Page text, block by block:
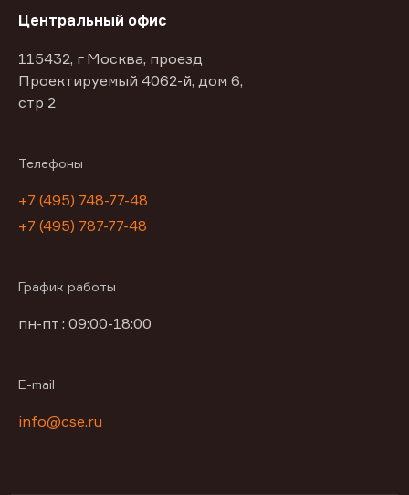
Центральный офис
115432, г Москва, проезд
Проектируемый 4062-й, дом 6,
стр 2
Телефоны
+7 (495) 748-77-48
+7 (495) 787-77-48
График работы
пн-пт : 09:00-18:00
E-mail
info@cse.ru